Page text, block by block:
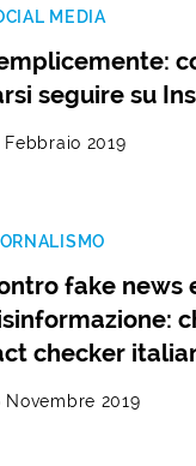
MEDIA
seguire su
Febbraio 2019
fake news
checker
Novembre 2019